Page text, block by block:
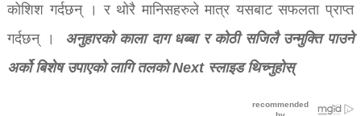
कोशिश गर्दछन् । र थोरै मानिसहरुले मात्र यसबाट सफलता प्राप्त
गर्दछन् । अनुहारको काला दाग धब्बा र कोठी सजिलै उन्मुक्ति पाउने
अर्को बिशेष उपाएको लागि तलको Next स्लाइड थिच्नुहोस्